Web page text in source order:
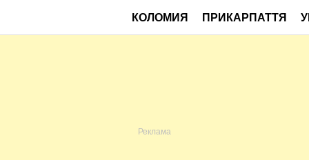
КОЛОМИЯ ПРИКАРПАТТЯ